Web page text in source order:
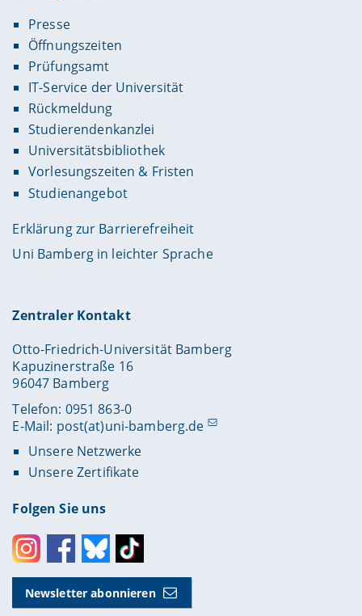
Presse
Öffnungszeiten
Prüfungsamt
IT-Service der Universität
Rückmeldung
Studierendenkanzlei
Universitätsbibliothek
Vorlesungszeiten & Fristen
Studienangebot
Erklärung zur Barrierefreiheit
Uni Bamberg in leichter Sprache
Zentraler Kontakt
Otto-Friedrich-Universität Bamberg
Kapuzinerstraße 16
96047 Bamberg
Telefon: 0951 863-0
E-Mail: post(at)uni-bamberg.de
Unsere Netzwerke
Unsere Zertifikate
Folgen Sie uns
InstagramFacebookBlueskyToktok
Newsletter abonnieren